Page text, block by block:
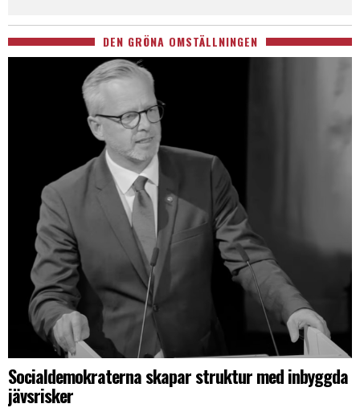
DEN GRÖNA OMSTÄLLNINGEN
Socialdemokraterna skapar struktur med inbyggda
jävsrisker